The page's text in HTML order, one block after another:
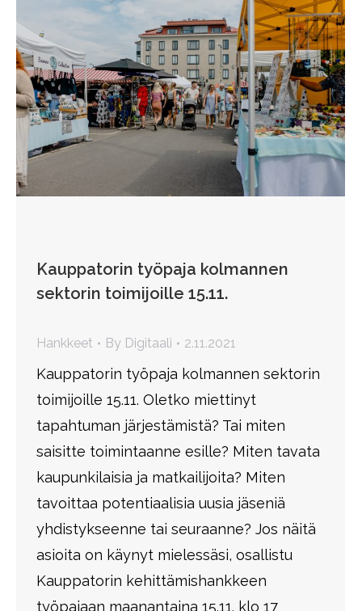
Kauppatorin työpaja kolmannen
sektorin toimijoille 15.11.
Hankkeet By Digitaali 2.11.2021
Kauppatorin työpaja kolmannen sektorin
toimijoille 15.11. Oletko miettinyt
tapahtuman järjestämistä? Tai miten
saisitte toimintaanne esille? Miten tavata
kaupunkilaisia ja matkailijoita? Miten
tavoittaa potentiaalisia uusia jäseniä
yhdistykseenne tai seuraanne? Jos näitä
asioita on käynyt mielessäsi, osallistu
Kauppatorin kehittämishankkeen
työpajaan maanantaina 15.11. klo 17